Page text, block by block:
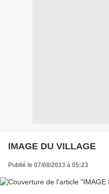
IMAGE DU VILLAGE
Publié le 07/08/2013 à 05:23